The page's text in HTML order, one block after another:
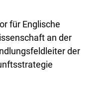
für Englische
an der
der